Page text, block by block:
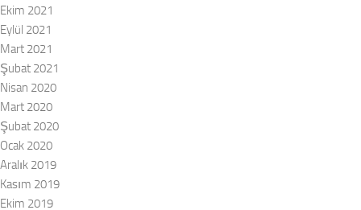
Ekim 2021
Eylül 2021
Mart 2021
Şubat 2021
Nisan 2020
Mart 2020
Şubat 2020
Ocak 2020
Aralık 2019
Kasım 2019
Ekim 2019